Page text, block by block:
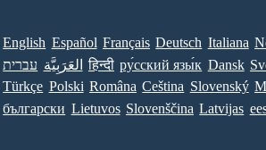
English Español Français Deutsch Italiana
עברית العَرَبِيَّة हिन्दी ру́сский язы́к Dansk
Türkçe Polski Româna Ceština Slovenský
български Lietuvos Slovenščina Latvijas